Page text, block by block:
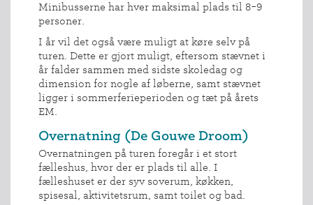
Minibusserne har hver maksimal plads til 8-9
personer.
I år vil det også være muligt at køre selv på
turen. Dette er gjort muligt, eftersom stævnet i
år falder sammen med sidste skoledag og
dimension for nogle af løberne, samt stævnet
ligger i sommerferieperioden og tæt på årets
EM.
Overnatning (De Gouwe Droom)
Overnatningen på turen foregår i et stort
fælleshus, hvor der er plads til alle. I
fælleshuset er der syv soverum, køkken,
spisesal, aktivitetsrum, samt toilet og bad.